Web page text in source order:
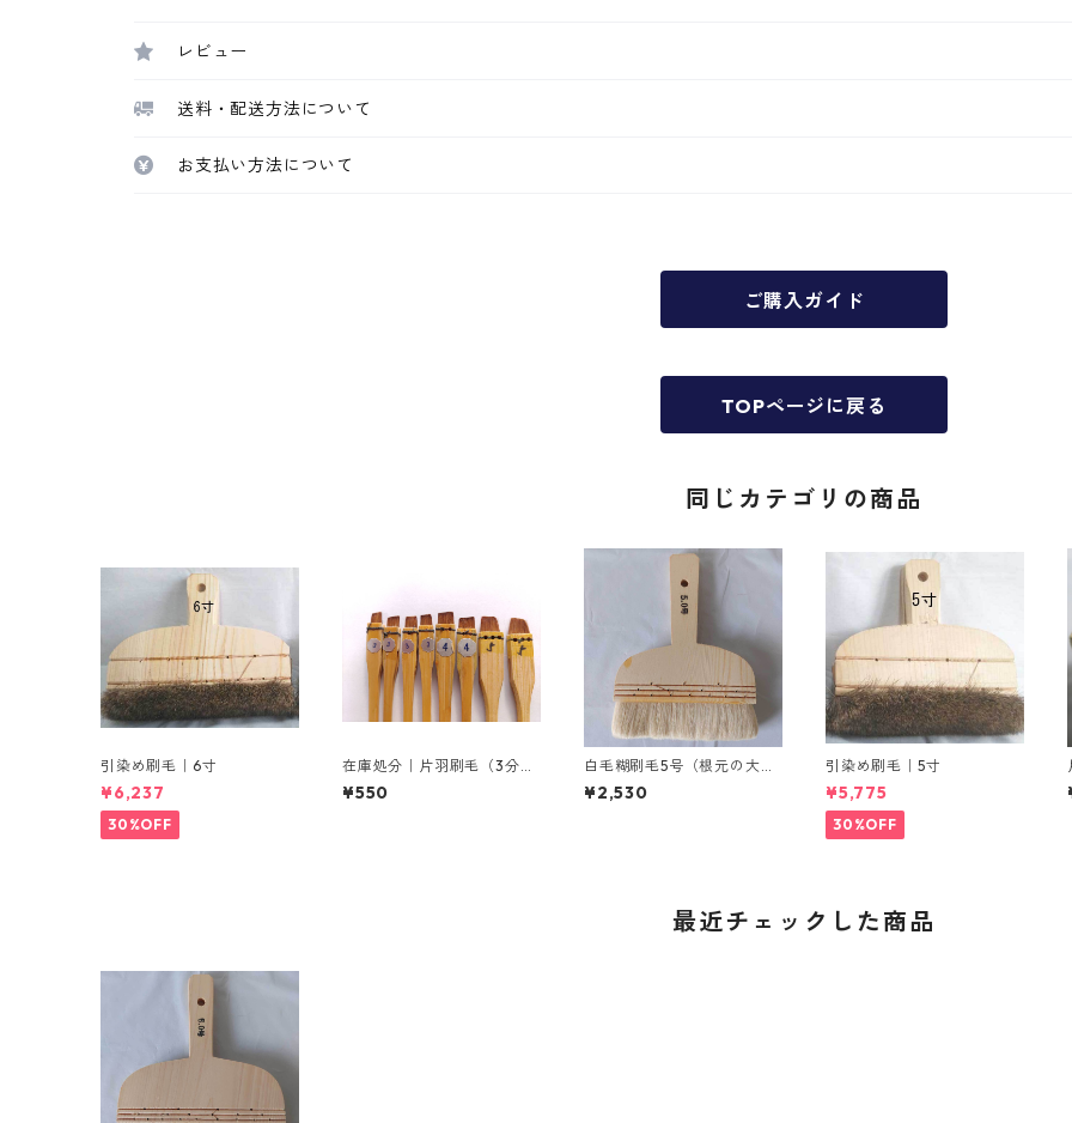
レビュー
送料・配送方法について
お支払い方法について
ご購入ガイド
TOPページに戻る
同じカテゴリの商品
引染め刷毛｜6寸
¥6,237
30%OFF
在庫処分｜片羽刷毛（3分×4
本、4分×2本、5分×1本）
¥550
白毛糊刷毛5号（根元の大き
さが長さ14cm、巾1cm）
¥2,530
引染め刷毛｜5寸
¥5,775
30%OFF
最近チェックした商品